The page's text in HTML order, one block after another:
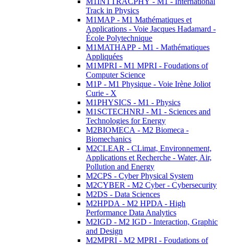
Track in Physics
M1MAP - M1 Mathématiques et
Applications - Voie Jacques Hadamard -
École Polytechnique
M1MATHAPP - M1 - Mathématiques
Appliquées
M1MPRI - M1 MPRI - Foudations of
Computer Science
M1P - M1 Physique - Voie Irène Joliot
Curie - X
M1PHYSICS - M1 - Physics
M1SCTECHNRJ - M1 - Sciences and
Technologies for Energy
M2BIOMECA - M2 Biomeca -
Biomechanics
M2CLEAR - CLimat, Environnement,
Applications et Recherche - Water, Air,
Pollution and Energy
M2CPS - Cyber Physical System
M2CYBER - M2 Cyber - Cybersecurity
M2DS - Data Sciences
M2HPDA - M2 HPDA - High
Performance Data Analytics
M2IGD - M2 IGD - Interaction, Graphic
and Design
M2MPRI - M2 MPRI - Foudations of